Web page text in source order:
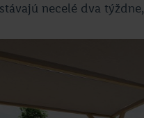
necelé dva týždne,